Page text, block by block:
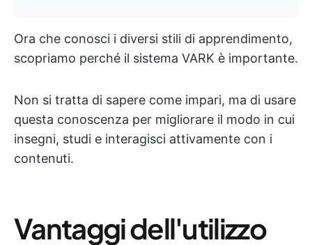
Ora che conosci i diversi stili di apprendimento,
scopriamo perché il sistema VARK è importante.
Non si tratta di sapere come impari, ma di usare
questa conoscenza per migliorare il modo in cui
insegni, studi e interagisci attivamente con i
contenuti.
Vantaggi dell'utilizzo